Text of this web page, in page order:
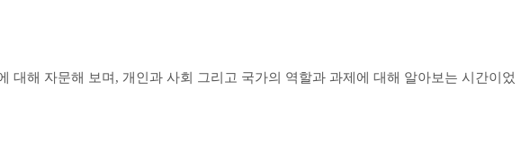
대해 자문해 보며 , 개인과 사회 그리고 국가의 역할과 과제에 대해 알아보는 시간이었